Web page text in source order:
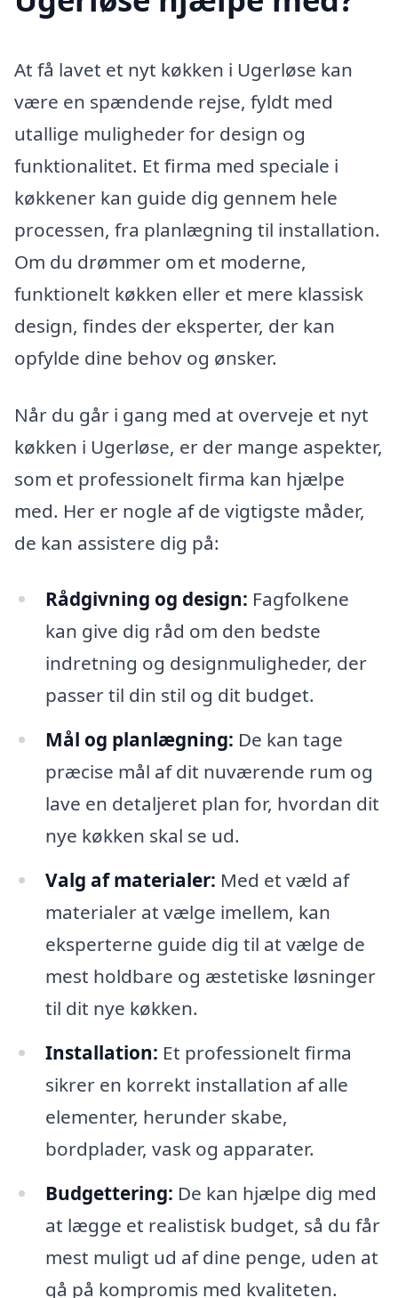
At få lavet et nyt køkken i Ugerløse kan
være en spændende rejse, fyldt med
utallige muligheder for design og
funktionalitet. Et firma med speciale i
køkkener kan guide dig gennem hele
processen, fra planlægning til installation.
Om du drømmer om et moderne,
funktionelt køkken eller et mere klassisk
design, findes der eksperter, der kan
opfylde dine behov og ønsker.
Når du går i gang med at overveje et nyt
køkken i Ugerløse, er der mange aspekter,
som et professionelt firma kan hjælpe
med. Her er nogle af de vigtigste måder,
de kan assistere dig på:
Rådgivning og design: Fagfolkene
kan give dig råd om den bedste
indretning og designmuligheder, der
passer til din stil og dit budget.
Mål og planlægning: De kan tage
præcise mål af dit nuværende rum og
lave en detaljeret plan for, hvordan dit
nye køkken skal se ud.
Valg af materialer: Med et væld af
materialer at vælge imellem, kan
eksperterne guide dig til at vælge de
mest holdbare og æstetiske løsninger
til dit nye køkken.
Installation: Et professionelt firma
sikrer en korrekt installation af alle
elementer, herunder skabe,
bordplader, vask og apparater.
Budgettering: De kan hjælpe dig med
at lægge et realistisk budget, så du får
mest muligt ud af dine penge, uden at
gå på kompromis med kvaliteten.